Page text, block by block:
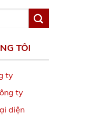
TÔI
ty
ty
diện